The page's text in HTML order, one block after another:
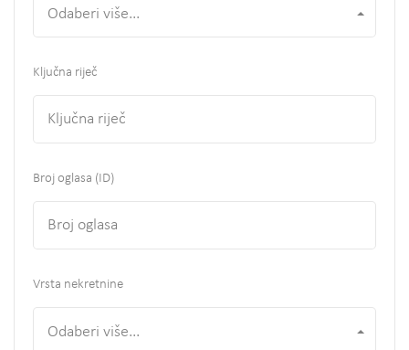
Odaberi više...
Ključna riječ
Broj oglasa (ID)
Vrsta nekretnine
Odaberi više...